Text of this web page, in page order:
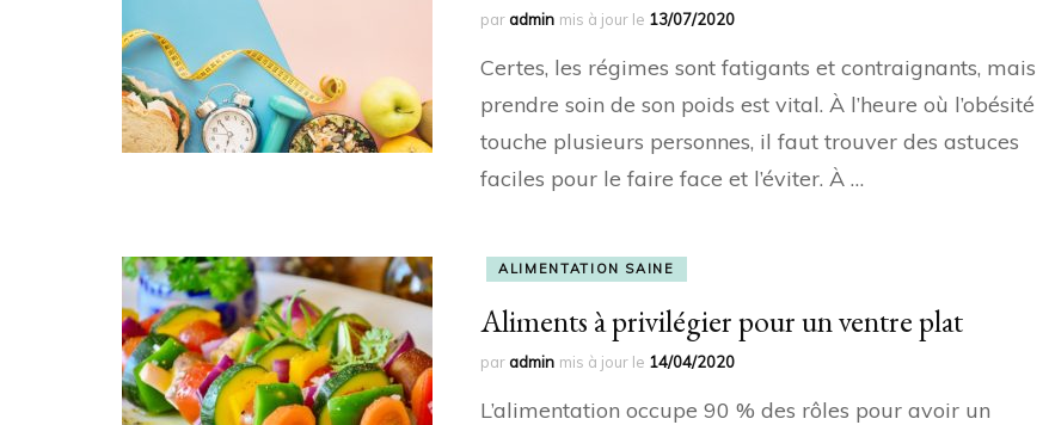
paradmin mis à jour le 13/07/2020
Certes, les régimes sont fatigants et contraignants, mais
prendre soin de son poids est vital. À l’heure où l’obésité
touche plusieurs personnes, il faut trouver des astuces
faciles pour le faire face et l’éviter. À …
ALIMENTATION SAINE
Aliments à privilégier pour un ventre plat
paradmin mis à jour le 14/04/2020
L’alimentation occupe 90 % des rôles pour avoir un